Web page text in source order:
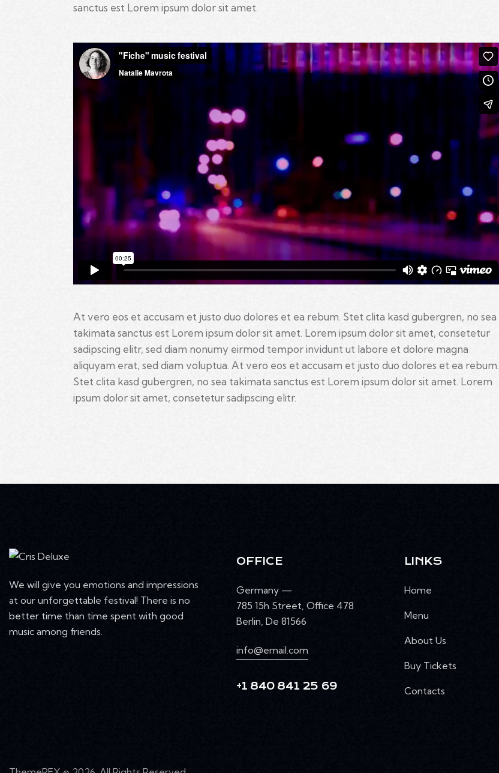
sanctus est Lorem ipsum dolor sit amet.
At vero eos et accusam et justo duo dolores et ea rebum. Stet clita kasd gubergren, no sea
takimata sanctus est Lorem ipsum dolor sit amet. Lorem ipsum dolor sit amet, consetetur
sadipscing elitr, sed diam nonumy eirmod tempor invidunt ut labore et dolore magna
aliquyam erat, sed diam voluptua. At vero eos et accusam et justo duo dolores et ea rebum.
Stet clita kasd gubergren, no sea takimata sanctus est Lorem ipsum dolor sit amet. Lorem
ipsum dolor sit amet, consetetur sadipscing elitr.
We will give you emotions and impressions
at our unforgettable festival! There is no
better time than time spent with good
music among friends.
OFFICE
Germany —
785 15h Street, Office 478
Berlin, De 81566
info@email.com
+1 840 841 25 69
LINKS
Home
Menu
About Us
Buy Tickets
Contacts